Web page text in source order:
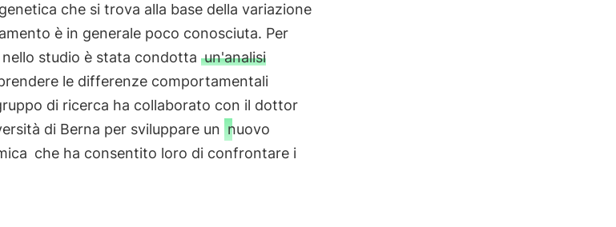
che si trova alla base della variazione
è in generale poco conosciuta. Per
studio è stata condotta un'analisi
le differenze comportamentali
di ricerca ha collaborato con il dottor
di Berna per sviluppare un nuovo
che ha consentito loro di confrontare i